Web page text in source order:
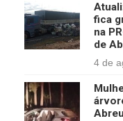
fica
na
de
4 de
Abreu